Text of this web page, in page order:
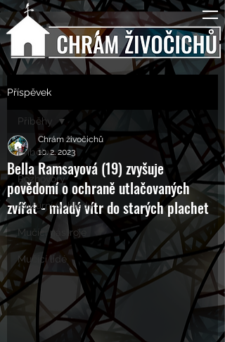
Příspěvek
Příběhy
Rozhovory
Kulturní pohledy
Mučící nástroje
Mučící lidé
Příběhy
Bella Ramsayová (19) zvyšuje
povědomí o ochraně utlačovaných
zvířat - mladý vítr do starých plachet
Chrám živočichů
10. 2. 2023